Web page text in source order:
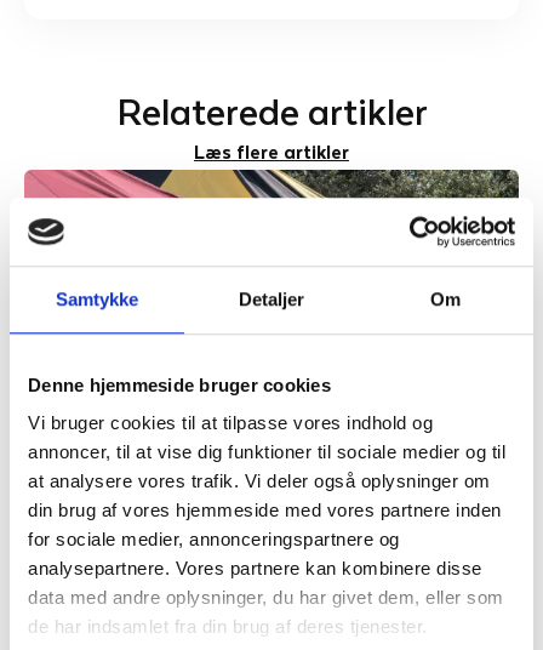
Samtykke Detaljer Om
Denne hjemmeside bruger cookies
Vi bruger cookies til at tilpasse vores indhold og
annoncer, til at vise dig funktioner til sociale medier og til
at analysere vores trafik. Vi deler også oplysninger om
din brug af vores hjemmeside med vores partnere inden
for sociale medier, annonceringspartnere og
analysepartnere. Vores partnere kan kombinere disse
data med andre oplysninger, du har givet dem, eller som
de har indsamlet fra din brug af deres tjenester.
Relaterede artikler
Læs flere artikler
Nye telte samler Danmarks
middelalderkrigere og styrker fællesskabet
24. juli 2026
Næsten 500 år efter middelalderen sluttede i Danmark fyldes
Spøttrup Borg igen af lyden af klingende sværd og buldrende
rustninger.…